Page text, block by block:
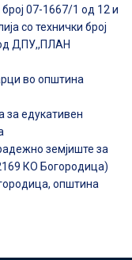
07-1667/1 од 12 и
со технички број
ДПУ,,ПЛАН
во општина
за едукативен
земјиште за
КО Богородица)
општина